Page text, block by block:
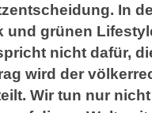
In
und grünen
nicht dafür,
wird der
Wir tun nur